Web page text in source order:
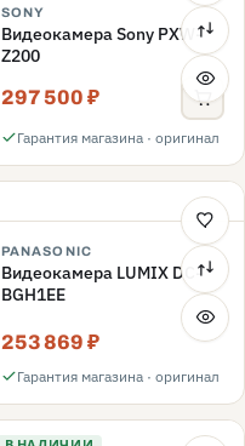
SONY
Видеокамера Sony PXW-
Z200
297 500 ₽
Гарантия магазина · оригинал
PANASONIC
Видеокамера LUMIX DC-
BGH1EE
253 869 ₽
Гарантия магазина · оригинал